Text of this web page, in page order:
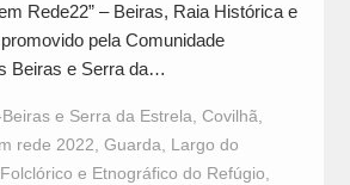
Rede22” – Beiras, Raia Histórica e
pela Comunidade
Beiras e Serra da…
e Serra da Estrela, Covilhã,
rede 2022, Guarda, Largo do
e Etnográfico do Refúgio,